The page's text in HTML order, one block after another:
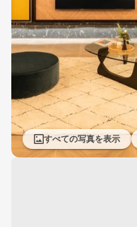
すべての写真を表示